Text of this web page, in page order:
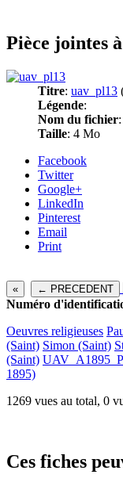
Pièce jointes
Titre: uav_pl13
Légende:
Nom du fichier
Taille: 4 Mo
Facebook
Twitter
Google+
LinkedIn
Pinterest
Email
Print
« ← PRECEDENT
Numéro
Oeuvres religieuses
(Saint) Simon (Saint)
(Saint)
1895)
1269 vues au total, 0
Ces fiches